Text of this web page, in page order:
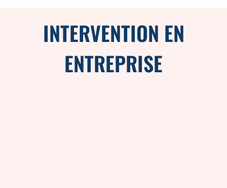
INTERVENTION EN
ENTREPRISE